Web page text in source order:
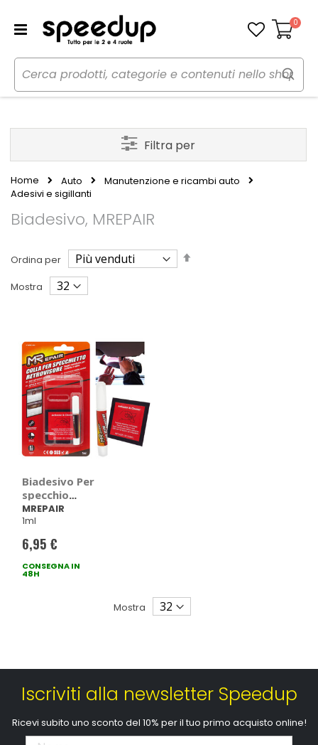
Carrello
0
Home Auto
Manutenzione e ricambi auto
Adesivi e sigillanti
Biadesivo, MREPAIR
Ordina per
Imposta
Mostra
Biadesivo Per
specchio
retrovisore -
MREPAIR
MREPAIR
1ml
6,95 €
CONSEGNA IN
48H
Mostra
Filtra per
Iscriviti alla newsletter Speedup
Ricevi subito uno sconto del 10% per il tuo primo acquisto online!